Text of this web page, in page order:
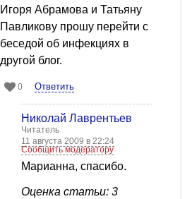
Игоря Абрамова и Татьяну
Павликову прошу перейти с
беседой об инфекциях в
другой блог.
0 Ответить
Николай Лаврентьев
Читатель
11 августа 2009 в 22:24
Сообщить модератору
Марианна, спасибо.
Оценка статьи: 3